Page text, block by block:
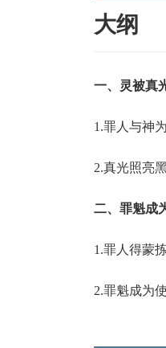
大纲
一、灵被真
1.罪人与神
2.真光照亮
二、罪魁成
1.罪人得蒙
2.罪魁成为